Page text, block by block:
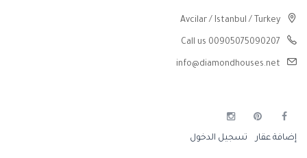
Avcilar / Istanbul / Turkey
Call us 00905075090207
info@diamondhouses.net
إضافة عقار تسجيل الدخول